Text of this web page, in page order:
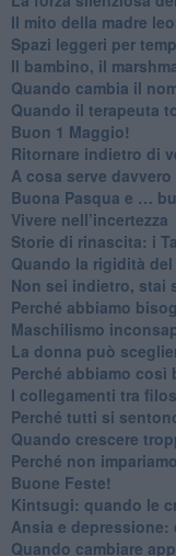
​Il mito della madre
Spazi leggeri per
Il bambino, il
​Quando cambia il
​Quando il terapeuta
​Buon 1 Maggio!
Ritornare indietro di
​A cosa serve
​Buona Pasqua e …
​Vivere nell’incertezza
​Storie di rinascita: i
​Quando la rigidità
​Non sei indietro, stai
​Perché abbiamo
​Maschilismo
​La donna può
​Perché abbiamo
​I collegamenti tra
​Perché tutti si
​Quando crescere
​Perché non
​Buone Feste!
​Kintsugi: quando le
Ansia e
Quando cambiare